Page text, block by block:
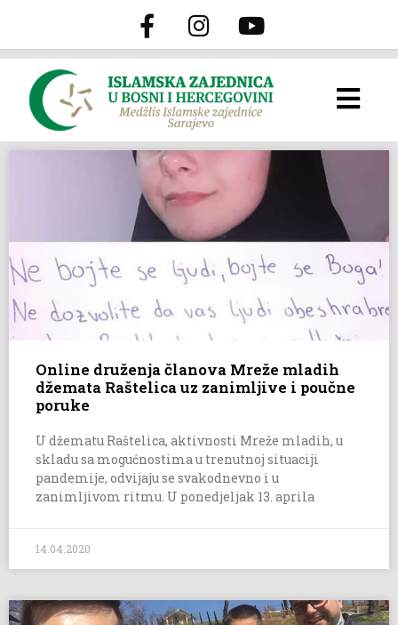
Online druženja članova Mreže mladih
džemata Raštelica uz zanimljive i poučne
poruke
U džematu Raštelica, aktivnosti Mreže mladih, u
skladu sa mogućnostima u trenutnoj situaciji
pandemije, odvijaju se svakodnevno i u
zanimljivom ritmu. U ponedjeljak 13. aprila
14.04.2020